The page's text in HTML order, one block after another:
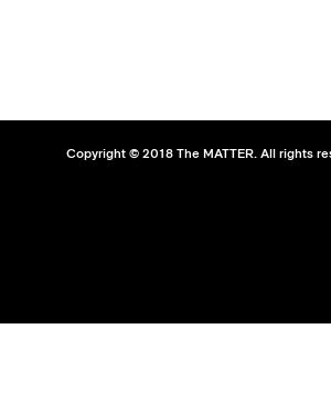
Copyright © 2018 The MATTER. All rights